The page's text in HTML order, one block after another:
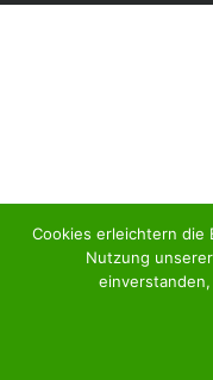
Cookies erleichtern die
Nutzung